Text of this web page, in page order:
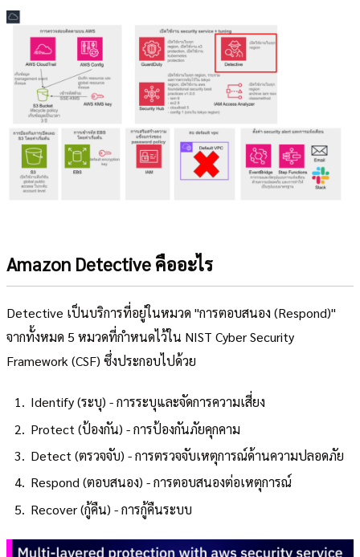
Amazon Detective คืออะไร
Detective เป็นบริการที่อยู่ในหมวด "การตอบสนอง (Respond)"
จากทั้งหมด 5 หมวดที่กำหนดไว้ใน NIST Cyber Security
Framework (CSF) ซึ่งประกอบไปด้วย
Identify (ระบุ) - การระบุและจัดการความเสี่ยง
Protect (ป้องกัน) - การป้องกันภัยคุกคาม
Detect (ตรวจจับ) - การตรวจจับเหตุการณ์ด้านความปลอดภัย
Respond (ตอบสนอง) - การตอบสนองต่อเหตุการณ์
Recover (กู้คืน) - การกู้คืนระบบ